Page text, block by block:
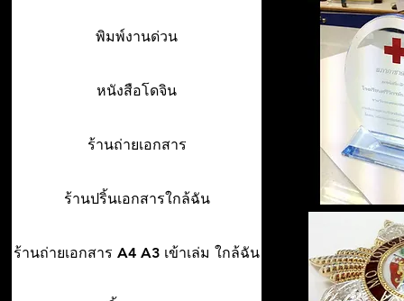
พิมพ์งานด่วน
หนังสือโดจิน
ร้านถ่ายเอกสาร
ร้านปริ้นเอกสารใกล้ฉัน
ร้านถ่ายเอกสาร A4 A3 เข้าเล่ม ใกล้ฉัน